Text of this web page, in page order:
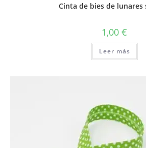
Cinta de bies de lunares
1,00 €
Leer más